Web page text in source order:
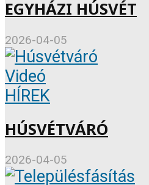
EGYHÁZI HÚSVÉT
2026-04-05
Videó
HÍREK
HÚSVÉTVÁRÓ
2026-04-05